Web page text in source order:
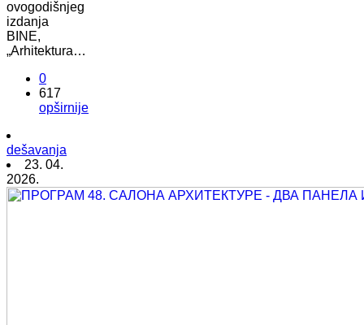
ovogodišnjeg
izdanja
BINE,
„Arhitektura…
0
617
opširnije
dešavanja
23. 04.
2026.